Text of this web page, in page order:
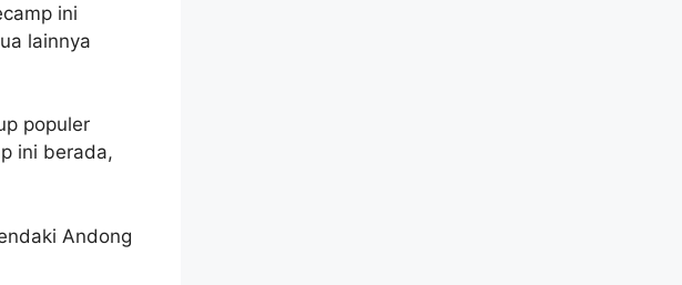
ini
lainnya
populer
ini berada,
Andong